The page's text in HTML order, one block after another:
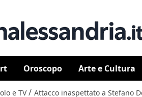
Oroscopo Arte e Cultura
e TV / Attacco inaspettato a Stefano